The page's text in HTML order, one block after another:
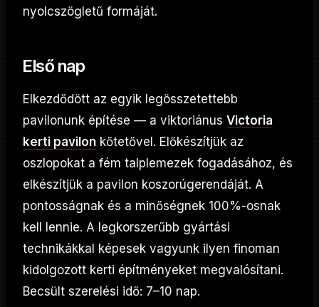
nyolcszögletű formáját.
Első nap
Elkezdődött az egyik legösszetettebb
pavilonunk építése — a viktoriánus Victoria
kerti pavilon kőtetővel. Előkészítjük az
oszlopokat a fém talplemezek fogadásához, és
elkészítjük a pavilon koszorúgerendáját. A
pontosságnak és a minőségnek 100%-osnak
kell lennie. A legkorszerűbb gyártási
technikákkal képesek vagyunk ilyen finoman
kidolgozott kerti építményeket megvalósítani.
Becsült szerelési idő: 7–10 nap.